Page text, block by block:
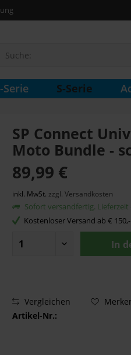
Serie S-Serie
SP Connect
Moto Bundle -
89,99 €
inkl. MwSt. zzgl. Versandkosten
Sofort versandfertig. Lieferzeit
Kostenloser Versand ab €
In
Vergleichen
Artikel-Nr.: